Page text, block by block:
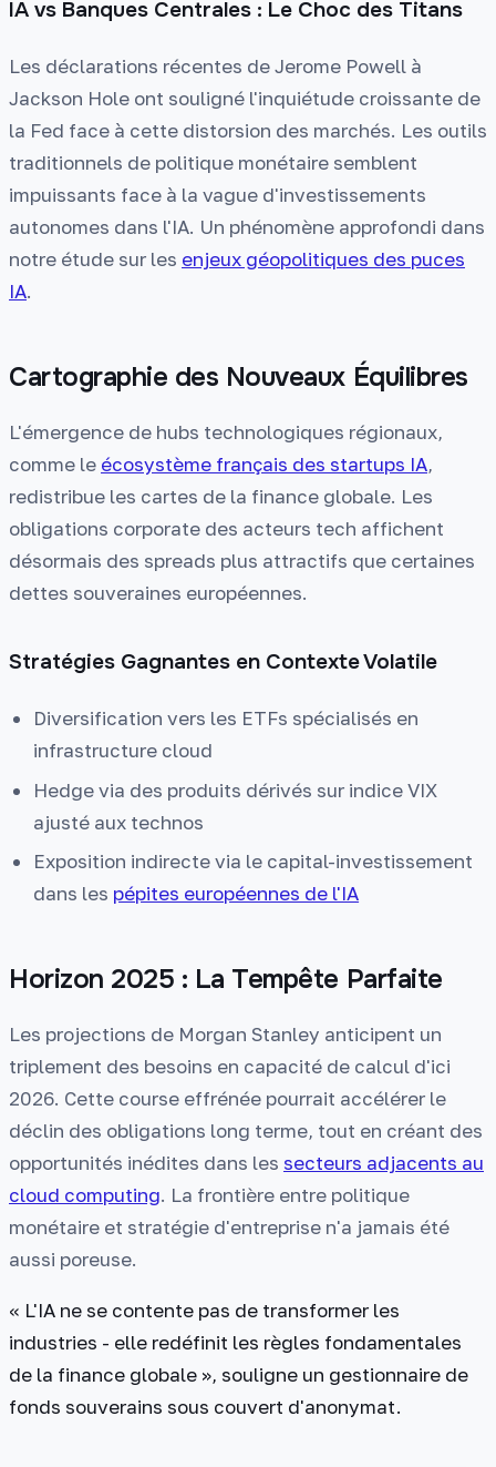
IA vs Banques Centrales : Le Choc des Titans
Les déclarations récentes de Jerome Powell à
Jackson Hole ont souligné l'inquiétude croissante de
la Fed face à cette distorsion des marchés. Les outils
traditionnels de politique monétaire semblent
impuissants face à la vague d'investissements
autonomes dans l'IA. Un phénomène approfondi dans
notre étude sur les enjeux géopolitiques des puces
IA.
Cartographie des Nouveaux Équilibres
L'émergence de hubs technologiques régionaux,
comme le écosystème français des startups IA,
redistribue les cartes de la finance globale. Les
obligations corporate des acteurs tech affichent
désormais des spreads plus attractifs que certaines
dettes souveraines européennes.
Stratégies Gagnantes en Contexte Volatile
Diversification vers les ETFs spécialisés en
infrastructure cloud
Hedge via des produits dérivés sur indice VIX
ajusté aux technos
Exposition indirecte via le capital-investissement
dans les pépites européennes de l'IA
Horizon 2025 : La Tempête Parfaite
Les projections de Morgan Stanley anticipent un
triplement des besoins en capacité de calcul d'ici
2026. Cette course effrénée pourrait accélérer le
déclin des obligations long terme, tout en créant des
opportunités inédites dans les secteurs adjacents au
cloud computing. La frontière entre politique
monétaire et stratégie d'entreprise n'a jamais été
aussi poreuse.
« L'IA ne se contente pas de transformer les
industries - elle redéfinit les règles fondamentales
de la finance globale », souligne un gestionnaire de
fonds souverains sous couvert d'anonymat.